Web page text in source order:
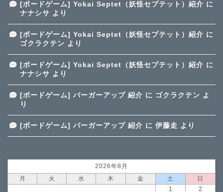
[ボードゲーム] Yokai Septet（妖怪セプテット）紹介 に
ナナシサ より
[ボードゲーム] Yokai Septet（妖怪セプテット）紹介 に
ゴクラクテン より
[ボードゲーム] Yokai Septet（妖怪セプテット）紹介 に
ナナシサ より
[ボードゲーム] バーガーアップ 紹介 に ゴクラクテン よ
り
[ボードゲーム] バーガーアップ 紹介 に 伊藤走 より
2026年8月
月
火 水 木 金 土
日
1
2